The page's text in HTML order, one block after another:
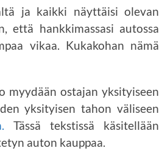
ja kaikki näyttäisi olevan
että hankkimassasi autossa
vikaa. Kukakohan nämä
myydään ostajan yksityiseen
yksityisen tahon väliseen
Tässä tekstissä käsitellään
auton kauppaa.